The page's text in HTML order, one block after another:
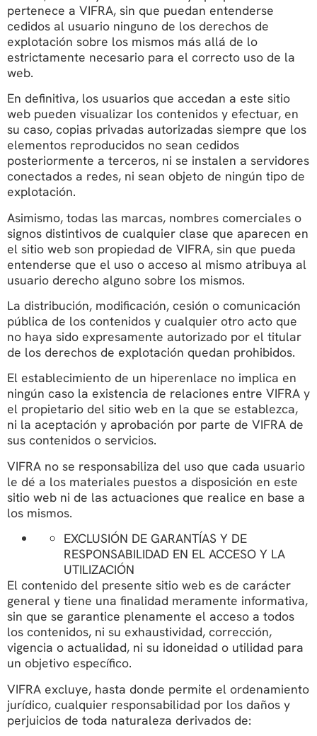
pertenece a VIFRA, sin que puedan entenderse
cedidos al usuario ninguno de los derechos de
explotación sobre los mismos más allá de lo
estrictamente necesario para el correcto uso de la
web.
En definitiva, los usuarios que accedan a este sitio
web pueden visualizar los contenidos y efectuar, en
su caso, copias privadas autorizadas siempre que los
elementos reproducidos no sean cedidos
posteriormente a terceros, ni se instalen a servidores
conectados a redes, ni sean objeto de ningún tipo de
explotación.
Asimismo, todas las marcas, nombres comerciales o
signos distintivos de cualquier clase que aparecen en
el sitio web son propiedad de VIFRA, sin que pueda
entenderse que el uso o acceso al mismo atribuya al
usuario derecho alguno sobre los mismos.
La distribución, modificación, cesión o comunicación
pública de los contenidos y cualquier otro acto que
no haya sido expresamente autorizado por el titular
de los derechos de explotación quedan prohibidos.
El establecimiento de un hiperenlace no implica en
ningún caso la existencia de relaciones entre VIFRA y
el propietario del sitio web en la que se establezca,
ni la aceptación y aprobación por parte de VIFRA de
sus contenidos o servicios.
VIFRA no se responsabiliza del uso que cada usuario
le dé a los materiales puestos a disposición en este
sitio web ni de las actuaciones que realice en base a
los mismos.
EXCLUSIÓN DE GARANTÍAS Y DE
RESPONSABILIDAD EN EL ACCESO Y LA
UTILIZACIÓN
El contenido del presente sitio web es de carácter
general y tiene una finalidad meramente informativa,
sin que se garantice plenamente el acceso a todos
los contenidos, ni su exhaustividad, corrección,
vigencia o actualidad, ni su idoneidad o utilidad para
un objetivo específico.
VIFRA excluye, hasta donde permite el ordenamiento
jurídico, cualquier responsabilidad por los daños y
perjuicios de toda naturaleza derivados de: